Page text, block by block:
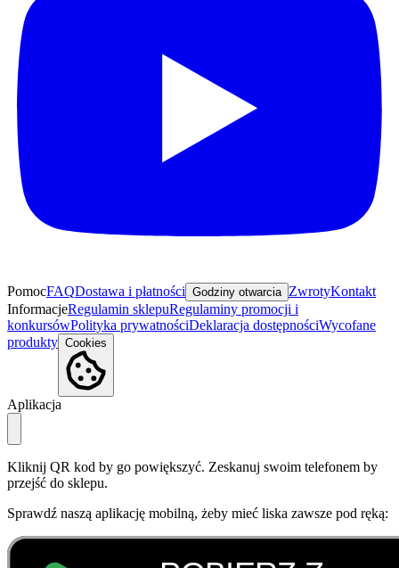
PomocFAQDostawa i płatności Godziny otwarcia ZwrotyKontakt
InformacjeRegulamin sklepuRegulaminy promocji i
konkursówPolityka prywatnościDeklaracja dostępnościWycofane
produkty Cookies
Aplikacja
Kliknij QR kod by go powiększyć. Zeskanuj swoim telefonem by
przejść do sklepu.
Sprawdź naszą aplikację mobilną, żeby mieć liska zawsze pod ręką: